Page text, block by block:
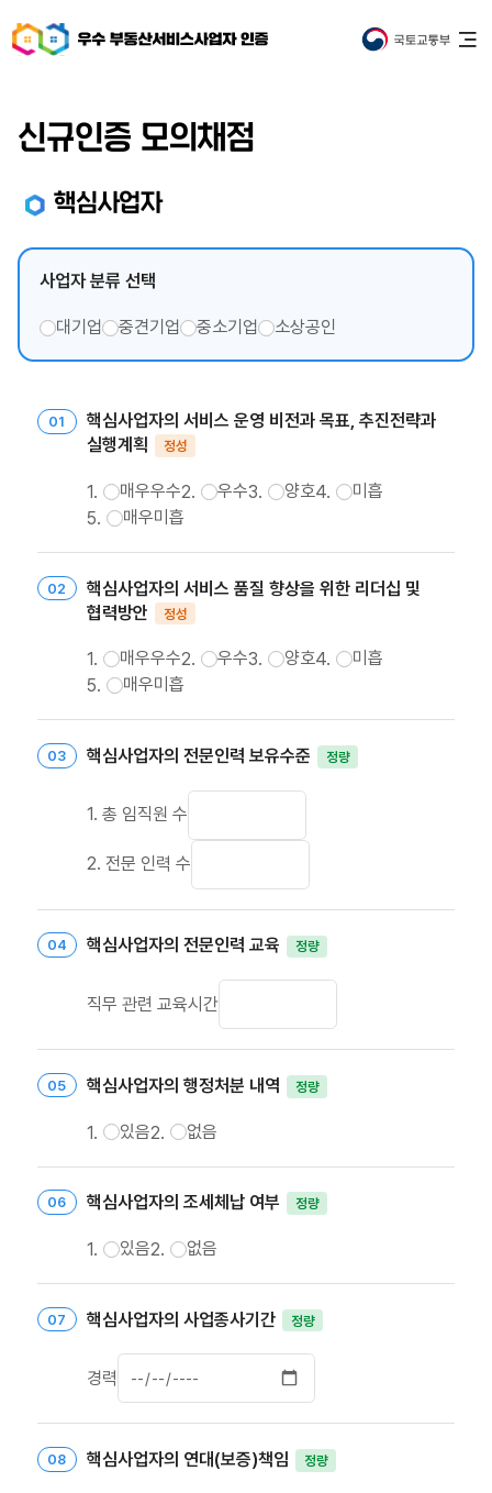
우수 부동산서비스사업자 인증
신규인증 모의채점
핵심사업자
사업자 분류 선택
대기업 중견기업 중소기업 소상공인
핵심사업자의 서비스 운영 비전과 목표, 추진전략과
실행계획
정성
매우우수 우수 양호
미흡
매우미흡
핵심사업자의 서비스 품질 향상을 위한 리더십 및
협력방안
정성
매우우수 우수 양호
미흡
매우미흡
핵심사업자의 전문인력 보유수준 정량
1. 총 임직원 수
2. 전문 인력 수
핵심사업자의 전문인력 교육 정량
직무 관련 교육시간
핵심사업자의 행정처분 내역 정량
있음 없음
핵심사업자의 조세체납 여부 정량
있음 없음
핵심사업자의 사업종사기간 정량
경력
핵심사업자의 연대(보증)책임 정량